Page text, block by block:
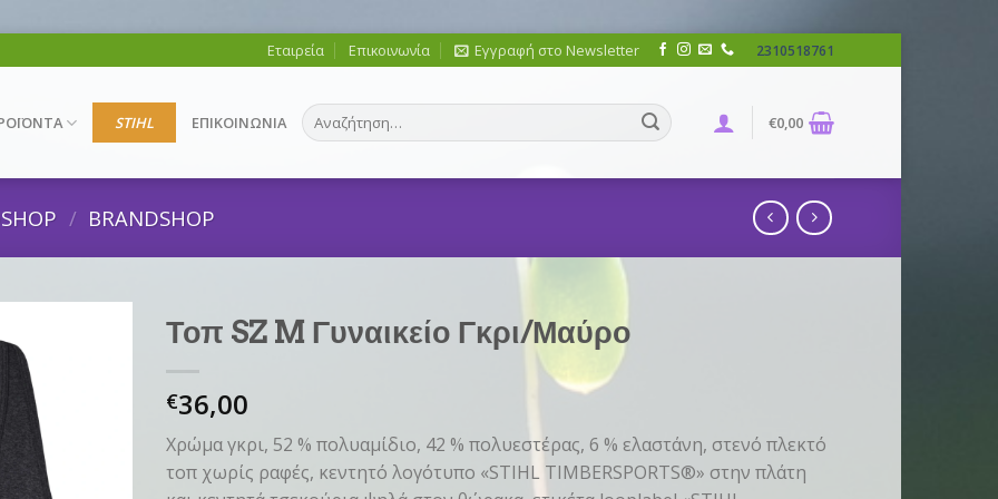
Εταιρεία Επικοινωνία Εγγραφή στο Newsletter 2310518761
STIHL ΕΠΙΚΟΙΝΩΝΙΑ
Αναζήτηση
για:
€0,00
/ BRANDSHOP
Τοπ SZ M Γυναικείο Γκρι/Μαύρο
€36,00
Χρώμα γκρι, 52 % πολυαμίδιο, 42 % πολυεστέρας, 6 % ελαστάνη, στενό πλεκτό
τοπ χωρίς ραφές, κεντητό λογότυπο «STIHL TIMBERSPORTS®» στην πλάτη